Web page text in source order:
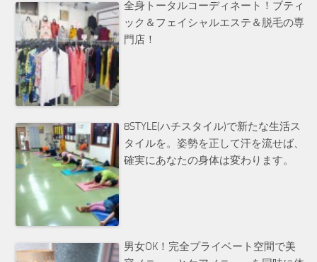
全身トータルコーディネート！ブティ
ック＆フェイシャルエステ＆脱毛の専
門店！
8STYLE(ハチスタイル)で新たな生活ス
タイルを。姿勢を正して汗を流せば、
確実にあなたの身体は変わります。
男女OK！完全プライベート空間で美